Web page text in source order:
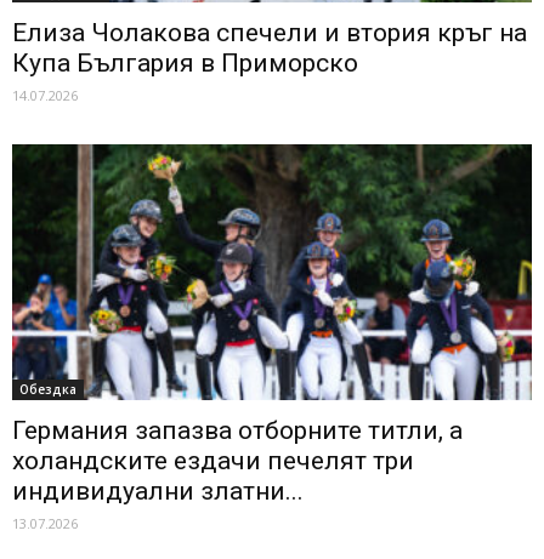
Елиза Чолакова спечели и втория кръг на
Купа България в Приморско
14.07.2026
Обездка
Германия запазва отборните титли, а
холандските eздачи печелят три
индивидуални златни...
13.07.2026